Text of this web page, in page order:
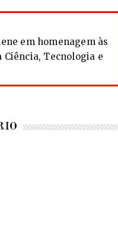
em homenagem às
Tecnologia e